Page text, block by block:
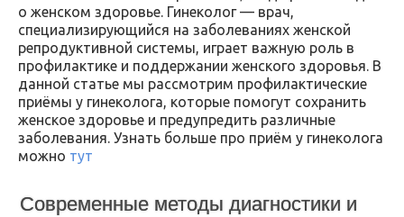
о женском здоровье. Гинеколог — врач,
специализирующийся на заболеваниях женской
репродуктивной системы, играет важную роль в
профилактике и поддержании женского здоровья. В
данной статье мы рассмотрим профилактические
приёмы у гинеколога, которые помогут сохранить
женское здоровье и предупредить различные
заболевания. Узнать больше про приём у гинеколога
можно тут
Современные методы диагностики и